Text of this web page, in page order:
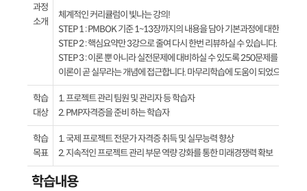
과정
소개
체계적인 커리큘럼이 빛나는 강의!
STEP 1 : PMBOK 기준 1~13장까지의 내용을 담아 기본과정에 대한 설명을
STEP 2 : 핵심요약만 3강으로 줄여 다시 한번 리뷰하실 수 있습니다.
STEP 3 : 이론 뿐 아니라 실전문제에 대비하실 수 있도록 250문제를 구비했
이론이 곧 실무라는 개념에 접근합니다. 마무리학습에 도움이 되었으면 합니
학습
대상
1. 프로젝트 관리 팀원 및 관리자 등 학습자
2. PMP자격증을 준비 하는 학습자​
학습
목표
1. 국제 프로젝트 전문가 자격증 취득 및 실무능력 향상
2. 지속적인 프로젝트 관리 부문 역량 강화를 통한 미래경쟁력 확보​
학습내용